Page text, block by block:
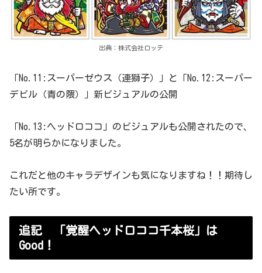
出典：株式会社ロッテ
「No.11:スーパーゼウス（連獅子）」と「No.12:スーパー
デビル（青の隈）」新ビジュアルの公開
「No.13:ヘッドロココ」のビジュアルも公開されたので、
5名が明らかになりました。
これだと他のキャラデザインも気になりますね！！期待し
たい所です。
追記 「覚醒ヘッドロココ千本桜」は
Good！